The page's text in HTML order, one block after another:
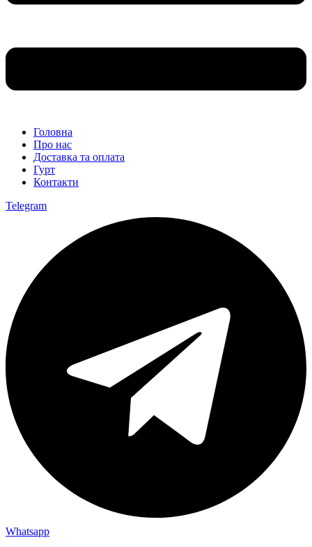
Головна
Про нас
Доставка та оплата
Гурт
Контакти
Telegram
Whatsapp